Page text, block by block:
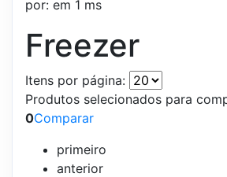
por: em 1 ms
Freezer
Itens por página:
Produtos selecionados para
0Comparar
primeiro
anterior